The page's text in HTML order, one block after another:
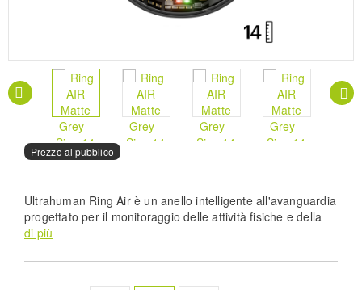
Prezzo al pubblico
Ultrahuman Ring Air è un anello intelligente all'avanguardia
progettato per il monitoraggio delle attività fisiche e della
salute. Offre analisi avanzate del sonno, monitoraggio
frequenza cardiaca, monitoraggio del recupero e
di più